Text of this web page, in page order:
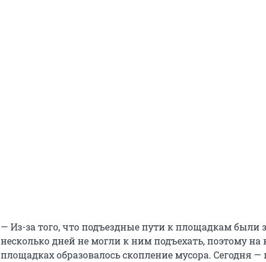
— Из-за того, что подъездные пути к площадкам были
несколько дней не могли к ним подъехать, поэтому
площадках образовалось скопление мусора. Сегодня